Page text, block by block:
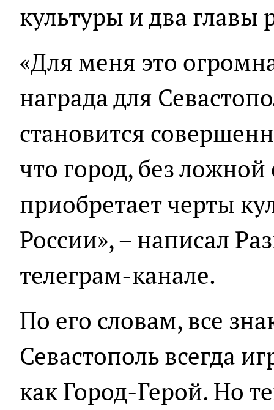
культуры и два главы
«Для меня это
награда для
становится
что город, без
приобретает черты
России», – написал
телеграм-канале.
По его словам, все
Севастополь всегда
как Город-Герой. Но